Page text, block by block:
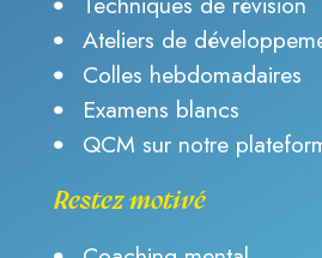
Ateliers de
Colles hebdomadaires
Examens blancs
QCM sur notre
Restez motivé